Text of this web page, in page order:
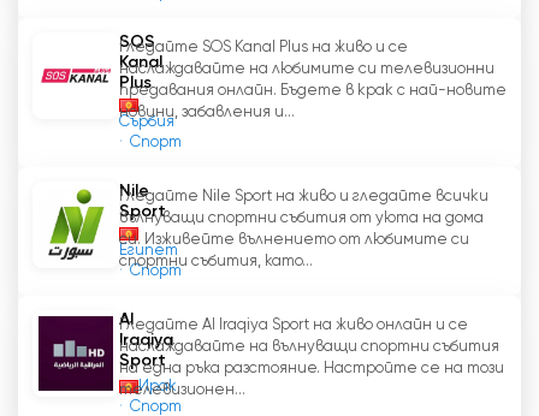
Освен това KTRK SPORT служи като
платформа за начинаещи спортисти, които
могат да покажат своите таланти и да
получат признание. Като представя местни
спортни събития и състезания, каналът
таланти и им помага да си проправят път
към професионална кариера в спорта. Това
е от полза не само за самите тях, но и
спорта в страната.
KTRK Sport TV гледай на живо
безплатно
SOS
Kanal
Plus
Сърбия
Спорт
Гледайте SOS Kanal Plus на живо и се
наслаждавайте на любимите си телевизионни
предавания онлайн. Бъдете в крак с най-новите
новини, забавления и...
Nile
Sport
Египет
Спорт
Гледайте Nile Sport на живо и гледайте всички
вълнуващи спортни събития от уюта на дома
си. Изживейте вълнението от любимите си
спортни събития, като...
Al
Iraqiya
Sport
Ирак
Спорт
Гледайте Al Iraqiya Sport на живо онлайн и се
наслаждавайте на вълнуващи спортни събития
на една ръка разстояние. Настройте се на този
телевизионен...